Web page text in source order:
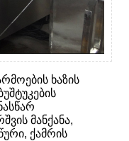
ხაზის
მანქანა,
ქამრის